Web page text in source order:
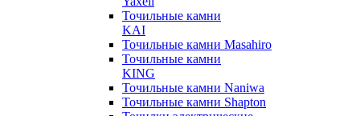
Точильные камни
KAI
Точильные камни Masahiro
Точильные камни
KING
Точильные камни Naniwa
Точильные камни Shapton